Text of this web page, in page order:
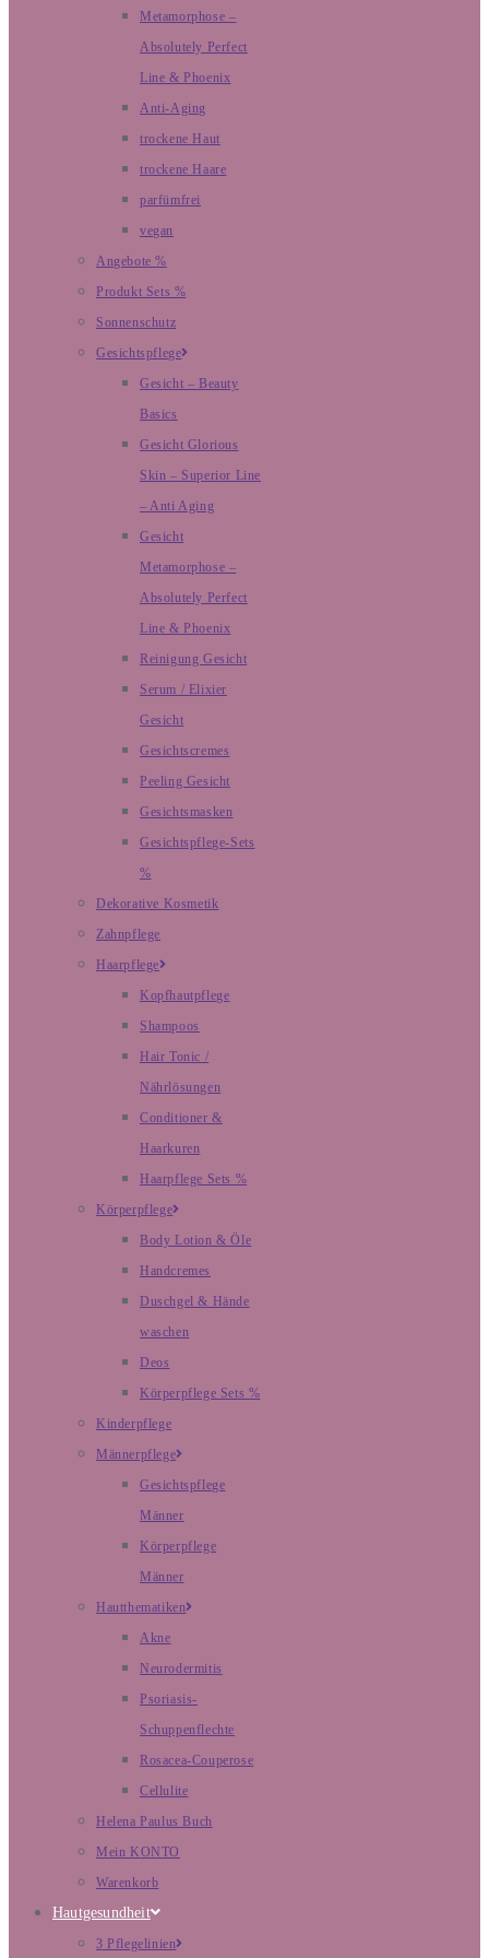
Metamorphose –
Absolutely Perfect
Line & Phoenix
Anti-Aging
trockene Haut
trockene Haare
parfümfrei
vegan
Angebote %
Produkt Sets %
Sonnenschutz
Gesichtspflege
Gesicht – Beauty
Basics
Gesicht Glorious
Skin – Superior Line
– Anti Aging
Gesicht
Metamorphose –
Absolutely Perfect
Line & Phoenix
Reinigung Gesicht
Serum / Elixier
Gesicht
Gesichtscremes
Peeling Gesicht
Gesichtsmasken
Gesichtspflege-Sets
%
Dekorative Kosmetik
Zahnpflege
Haarpflege
Kopfhautpflege
Shampoos
Hair Tonic /
Nährlösungen
Conditioner &
Haarkuren
Haarpflege Sets %
Körperpflege
Body Lotion & Öle
Handcremes
Duschgel & Hände
waschen
Deos
Körperpflege Sets %
Kinderpflege
Männerpflege
Gesichtspflege
Männer
Körperpflege
Männer
Hautthematiken
Akne
Neurodermitis
Psoriasis-
Schuppenflechte
Rosacea-Couperose
Cellulite
Helena Paulus Buch
Mein KONTO
Warenkorb
Hautgesundheit
3 Pflegelinien